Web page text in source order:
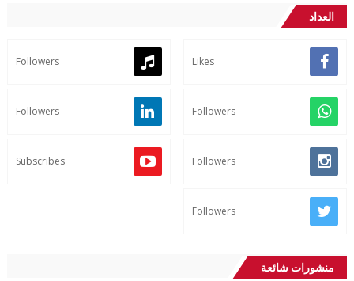
العداد
Likes
Followers
Followers
Followers
Followers
Subscribes
Followers
منشورات شائعة